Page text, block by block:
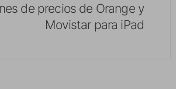
de precios de Orange y
Movistar para iPad